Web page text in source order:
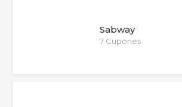
Sabway
7 Cupones